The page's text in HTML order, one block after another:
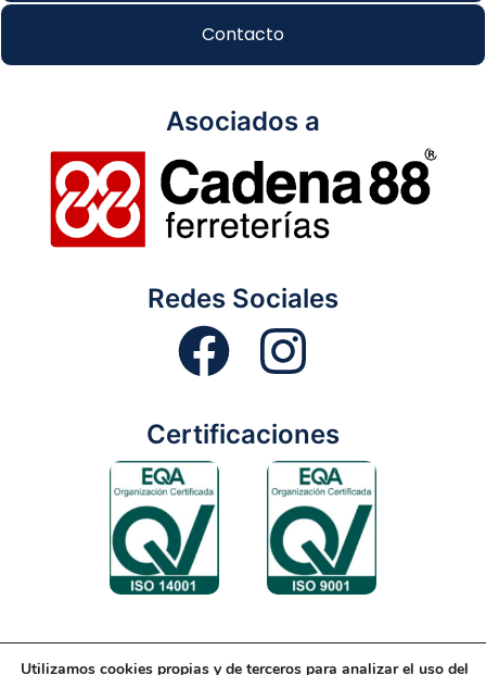
Contacto
Asociados a
Redes Sociales
Certificaciones
Utilizamos cookies propias y de terceros para analizar el uso del